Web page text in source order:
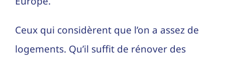
Ceux qui considèrent que l’on a assez de
logements. Qu’il suffit de rénover des